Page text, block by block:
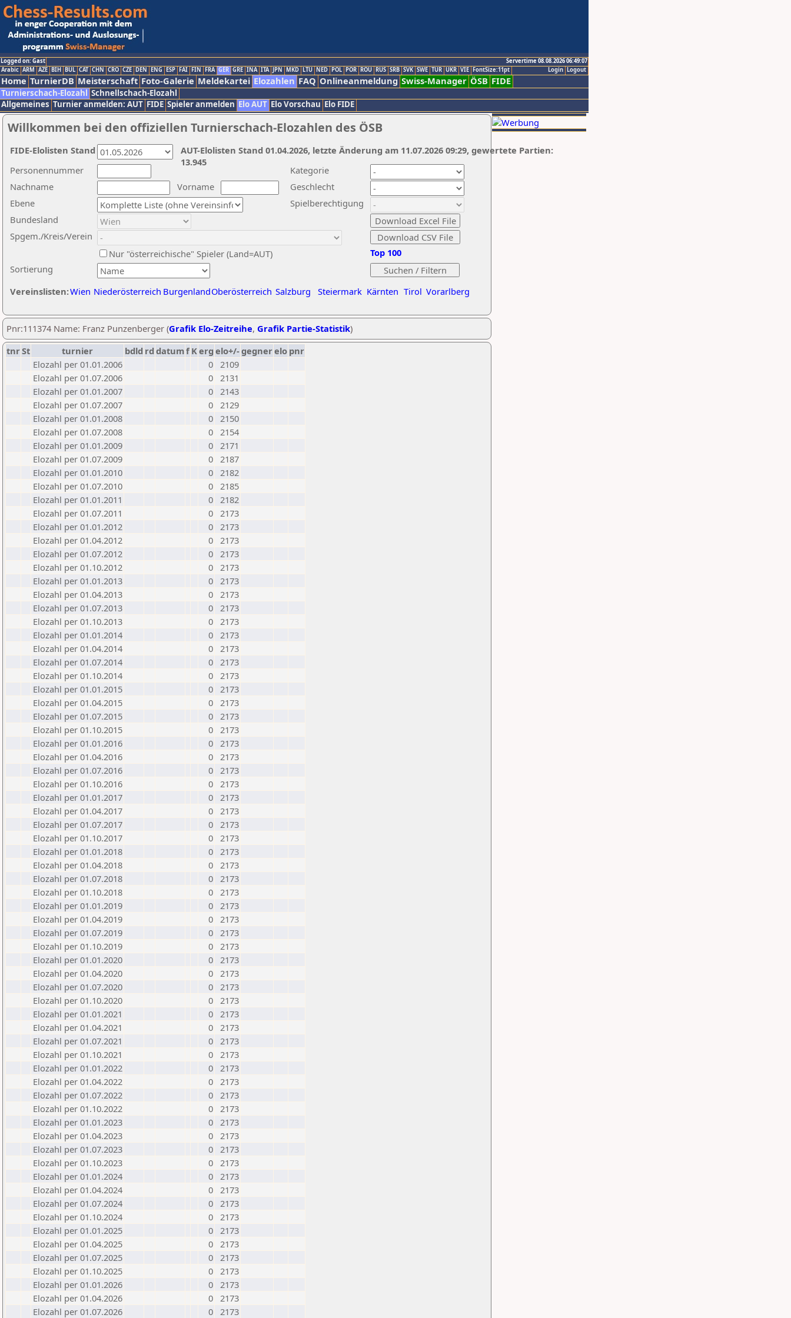
Logged on: Gast
Servertime 08.08.2026 06:49:07
Logout
Login
Arabic ARM AZE BIH BUL CAT CHN CRO CZE DEN ENG ESP FAI FIN FRA GER GRE INA ITA JPN MKD LTU NED POL POR ROU RUS SRB SVK SWE TUR UKR VIE FontSize:11pt
Home TurnierDB Meisterschaft Foto-Galerie Meldekartei Elozahlen FAQ Onlineanmeldung Swiss-Manager ÖSB FIDE
Turnierschach-Elozahl Schnellschach-Elozahl
Allgemeines Turnier anmelden: AUT FIDE Spieler anmelden Elo AUT Elo Vorschau Elo FIDE
Willkommen bei den offiziellen Turnierschach-Elozahlen des ÖSB
Nachname
Vorname
Ebene
Kategorie
Sortierung
Personennummer
Bundesland
Spgem./Kreis/Verein
Geschlecht
Nur "österreichische" Spieler (Land=AUT)
Spielberechtigung
Vereinslisten:Wien Niederösterreich BurgenlandOberösterreich Salzburg Steiermark Kärnten Tirol Vorarlberg
Top 100
AUT-Elolisten Stand 01.04.2026, letzte Änderung am 11.07.2026 09:29, gewertete Partien:
13.945
FIDE-Elolisten Stand
Pnr:111374 Name: Franz Punzenberger (Grafik Elo-Zeitreihe, Grafik Partie-Statistik)
tnrSt turnier bdld rd datumf Kerg elo+/-gegnerelo pnr
Elozahl per 01.01.2006
0 2109
Elozahl per 01.07.2006
0 2131
Elozahl per 01.01.2007
0 2143
Elozahl per 01.07.2007
0 2129
Elozahl per 01.01.2008
0 2150
Elozahl per 01.07.2008
0 2154
Elozahl per 01.01.2009
0 2171
Elozahl per 01.07.2009
0 2187
Elozahl per 01.01.2010
0 2182
Elozahl per 01.07.2010
0 2185
Elozahl per 01.01.2011
0 2182
Elozahl per 01.07.2011
0 2173
Elozahl per 01.01.2012
0 2173
Elozahl per 01.04.2012
0 2173
Elozahl per 01.07.2012
0 2173
Elozahl per 01.10.2012
0 2173
Elozahl per 01.01.2013
0 2173
Elozahl per 01.04.2013
0 2173
Elozahl per 01.07.2013
0 2173
Elozahl per 01.10.2013
0 2173
Elozahl per 01.01.2014
0 2173
Elozahl per 01.04.2014
0 2173
Elozahl per 01.07.2014
0 2173
Elozahl per 01.10.2014
0 2173
Elozahl per 01.01.2015
0 2173
Elozahl per 01.04.2015
0 2173
Elozahl per 01.07.2015
0 2173
Elozahl per 01.10.2015
0 2173
Elozahl per 01.01.2016
0 2173
Elozahl per 01.04.2016
0 2173
Elozahl per 01.07.2016
0 2173
Elozahl per 01.10.2016
0 2173
Elozahl per 01.01.2017
0 2173
Elozahl per 01.04.2017
0 2173
Elozahl per 01.07.2017
0 2173
Elozahl per 01.10.2017
0 2173
Elozahl per 01.01.2018
0 2173
Elozahl per 01.04.2018
0 2173
Elozahl per 01.07.2018
0 2173
Elozahl per 01.10.2018
0 2173
Elozahl per 01.01.2019
0 2173
Elozahl per 01.04.2019
0 2173
Elozahl per 01.07.2019
0 2173
Elozahl per 01.10.2019
0 2173
Elozahl per 01.01.2020
0 2173
Elozahl per 01.04.2020
0 2173
Elozahl per 01.07.2020
0 2173
Elozahl per 01.10.2020
0 2173
Elozahl per 01.01.2021
0 2173
Elozahl per 01.04.2021
0 2173
Elozahl per 01.07.2021
0 2173
Elozahl per 01.10.2021
0 2173
Elozahl per 01.01.2022
0 2173
Elozahl per 01.04.2022
0 2173
Elozahl per 01.07.2022
0 2173
Elozahl per 01.10.2022
0 2173
Elozahl per 01.01.2023
0 2173
Elozahl per 01.04.2023
0 2173
Elozahl per 01.07.2023
0 2173
Elozahl per 01.10.2023
0 2173
Elozahl per 01.01.2024
0 2173
Elozahl per 01.04.2024
0 2173
Elozahl per 01.07.2024
0 2173
Elozahl per 01.10.2024
0 2173
Elozahl per 01.01.2025
0 2173
Elozahl per 01.04.2025
0 2173
Elozahl per 01.07.2025
0 2173
Elozahl per 01.10.2025
0 2173
Elozahl per 01.01.2026
0 2173
Elozahl per 01.04.2026
0 2173
Elozahl per 01.07.2026
0 2173